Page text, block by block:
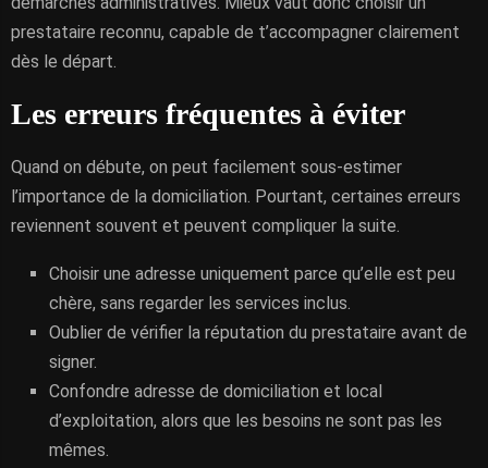
prestataire reconnu, capable de t’accompagner clairement
dès le départ.
Les erreurs fréquentes à éviter
Quand on débute, on peut facilement sous-estimer
l’importance de la domiciliation. Pourtant, certaines erreurs
reviennent souvent et peuvent compliquer la suite.
Choisir une adresse uniquement parce qu’elle est peu
chère, sans regarder les services inclus.
Oublier de vérifier la réputation du prestataire avant de
signer.
Confondre adresse de domiciliation et local
d’exploitation, alors que les besoins ne sont pas les
mêmes.